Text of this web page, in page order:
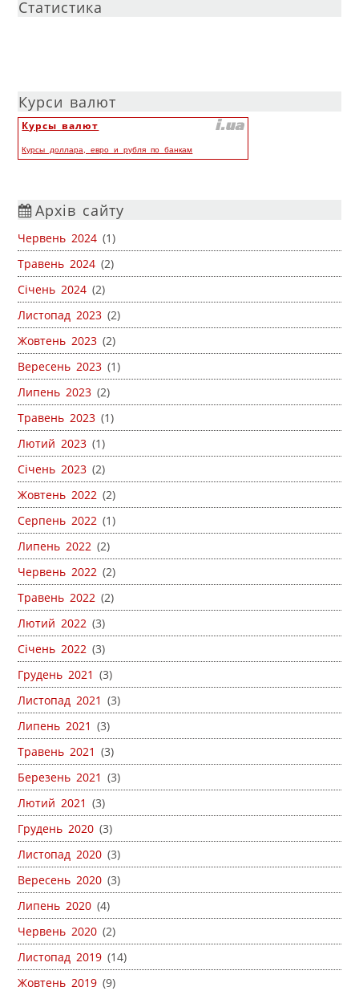
Статистика
Курси валют
Курсы валют
Курсы доллара, евро и рубля по банкам
Архів сайту
Червень 2024 (1)
Травень 2024 (2)
Січень 2024 (2)
Листопад 2023 (2)
Жовтень 2023 (2)
Вересень 2023 (1)
Липень 2023 (2)
Травень 2023 (1)
Лютий 2023 (1)
Січень 2023 (2)
Жовтень 2022 (2)
Серпень 2022 (1)
Липень 2022 (2)
Червень 2022 (2)
Травень 2022 (2)
Лютий 2022 (3)
Січень 2022 (3)
Грудень 2021 (3)
Листопад 2021 (3)
Липень 2021 (3)
Травень 2021 (3)
Березень 2021 (3)
Лютий 2021 (3)
Грудень 2020 (3)
Листопад 2020 (3)
Вересень 2020 (3)
Липень 2020 (4)
Червень 2020 (2)
Листопад 2019 (14)
Жовтень 2019 (9)